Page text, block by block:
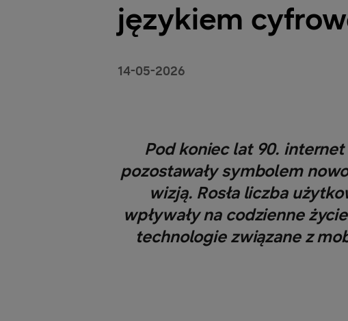
językiem
14-05-2026
Pod koniec lat 90.
pozostawały symbolem
wizją. Rosła liczba
wpływały na codzienne
technologie związane z